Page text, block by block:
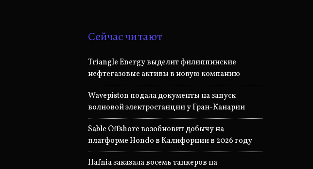
Сейчас читают
Triangle Energy выделит филиппинские
нефтегазовые активы в новую компанию
Wavepiston подала документы на запуск
волновой электростанции у Гран-Канарии
Sable Offshore возобновит добычу на
платформе Hondo в Калифорнии в 2026 году
Hafnia заказала восемь танкеров на